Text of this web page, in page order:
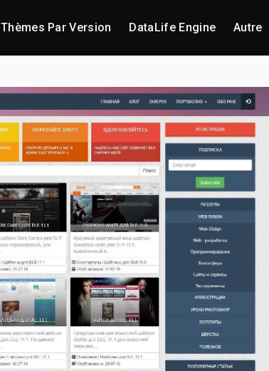
Thèmes Par Version DataLife Engine Autre